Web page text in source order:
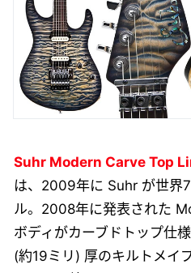
Suhr Modern Carve Top
は、2009年に Suhr が世界
ル。2008年に発表された
ボディがカーブドトップ仕
(約19ミリ) 厚のキルトメイ